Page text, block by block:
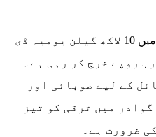
دریں اثنا بلوچستان حکومت شہر میں 10 لاکھ گیلن یومیہ ڈی
روپے خرچ کر رہی ہے۔
کے لیے صوبائی اور
میں ترقی کو تیز
ضرورت ہے۔